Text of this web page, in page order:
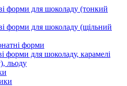
форми для шоколаду (тонкий
форми для шоколаду (щільний
форми
форми для шоколаду, карамелі
льоду